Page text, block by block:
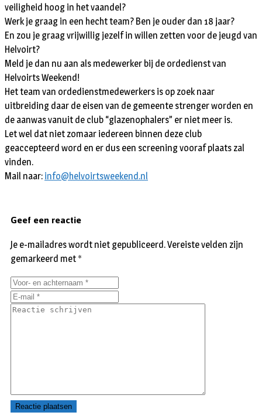
veiligheid hoog in het vaandel?
Werk je graag in een hecht team? Ben je ouder dan 18 jaar?
En zou je graag vrijwillig jezelf in willen zetten voor de jeugd van
Helvoirt?
Meld je dan nu aan als medewerker bij de ordedienst van
Helvoirts Weekend!
Het team van ordedienstmedewerkers is op zoek naar
uitbreiding daar de eisen van de gemeente strenger worden en
de aanwas vanuit de club “glazenophalers” er niet meer is.
Let wel dat niet zomaar iedereen binnen deze club
geaccepteerd word en er dus een screening vooraf plaats zal
vinden.
Mail naar: info@helvoirtsweekend.nl
Geef een reactie
Je e-mailadres wordt niet gepubliceerd.Vereiste velden zijn
gemarkeerd met *